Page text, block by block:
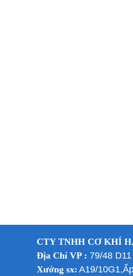
CTY TNHH CƠ KHÍ
Địa Chỉ VP : 79/48
Xưởng sx: A19/